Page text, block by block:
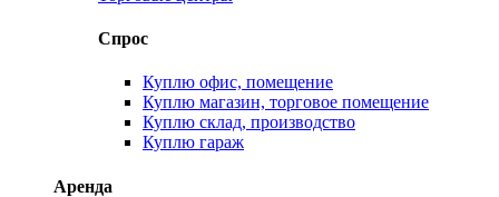
Спрос
Куплю офис, помещение
Куплю магазин, торговое помещение
Куплю склад, производство
Куплю гараж
Аренда